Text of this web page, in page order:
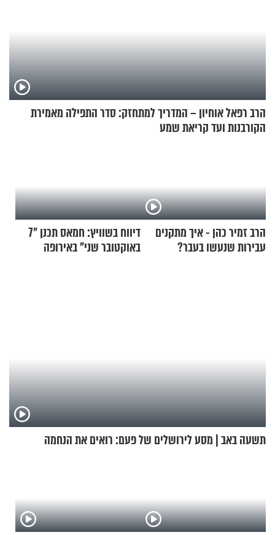
הרב רפאל אוחיון – המדריך למתחזק: סדר התפילה מאמירת
הקורבנות ועד קריאת שמע
הרב זמיר כהן - איך מתקנים
עבירות שנעשו בעבר?
דיווח בשוויץ: חמאס תכנן "7
באוקטובר שני" באירופה
תשעה באב | מסע לירושלים של פעם: רואים את הנחמה